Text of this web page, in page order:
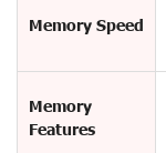
Memory Speed
Memory
Features